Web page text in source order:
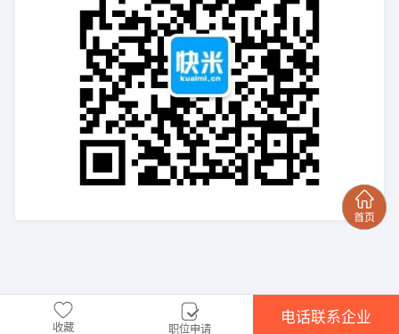
收藏 职位申请
电话联系企业